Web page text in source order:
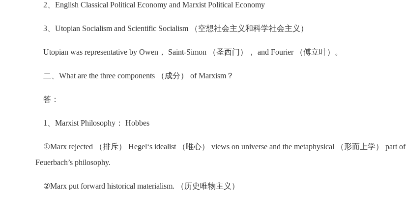
2、English Classical Political Economy and Marxist Political Economy
3、Utopian Socialism and Scientific Socialism （空想社会主义和科学社会主义）
Utopian was representative by Owen， Saint-Simon （圣西门）， and Fourier （傅立叶）。
二、What are the three components （成分） of Marxism？
答：
1、Marxist Philosophy： Hobbes
①Marx rejected （排斥） Hegel‘s idealist （唯心） views on universe and the metaphysical （形而上学） part of
Feuerbach’s philosophy.
②Marx put forward historical materialism. （历史唯物主义）